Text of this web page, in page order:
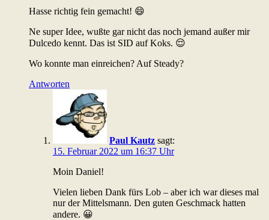
Hasse richtig fein gemacht! 😄
Ne super Idee, wußte gar nicht das noch jemand außer mir
Dulcedo kennt. Das ist SID auf Koks. 😌
Wo konnte man einreichen? Auf Steady?
Antworten
Paul Kautz sagt:
15. Februar 2022 um 16:37 Uhr
Moin Daniel!
Vielen lieben Dank fürs Lob – aber ich war dieses mal
nur der Mittelsmann. Den guten Geschmack hatten
andere. 😀